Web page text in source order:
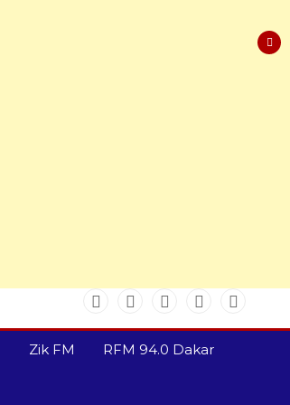
Zik FM RFM 94.0 Dakar